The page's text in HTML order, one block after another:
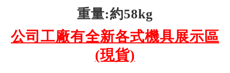
重量:約58kg
公司工廠有全新各式機具展示區
(現貨)